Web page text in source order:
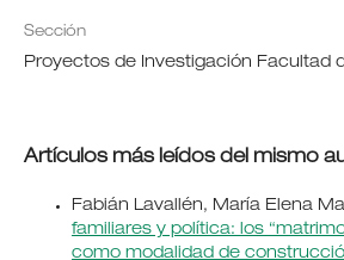
Sección
Proyectos de Investigación Facultad
Artículos más leídos del mismo
Fabián Lavallén, María Elena
familiares y política: los
como modalidad de